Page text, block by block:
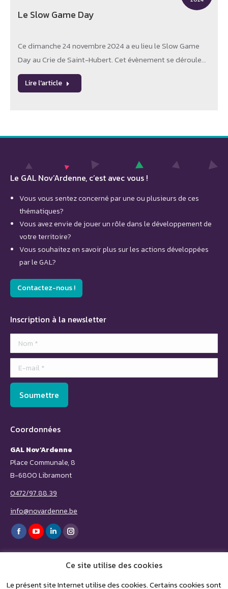
Le Slow Game Day
Ce dimanche 24 novembre 2024 a eu lieu le Slow Game
Day au Crie de Saint-Hubert. Cet évènement se déroule…
Lire l'article
Le GAL Nov’Ardenne, c’est avec vous !
Vous vous sentez concerné par une ou plusieurs de ces
thématiques?
Vous avez envie de jouer un rôle dans le développement de
votre territoire?
Vous souhaitez en savoir plus sur les actions développées
par le GAL?
Contactez-nous !
Inscription à la newsletter
Nom *
E-mail *
Soumettre
Coordonnées
GAL Nov'Ardenne
Place Communale, 8
B-6800 Libramont
0472/97.88.39
info@novardenne.be
Trouvez nous sur :
Facebook
page
in
YouTube
page
in
LinkedIn
page
opens
in
Instagram
page
opens
in
Ce site utilise des cookies
Le présent site Internet utilise des cookies. Certains cookies sont